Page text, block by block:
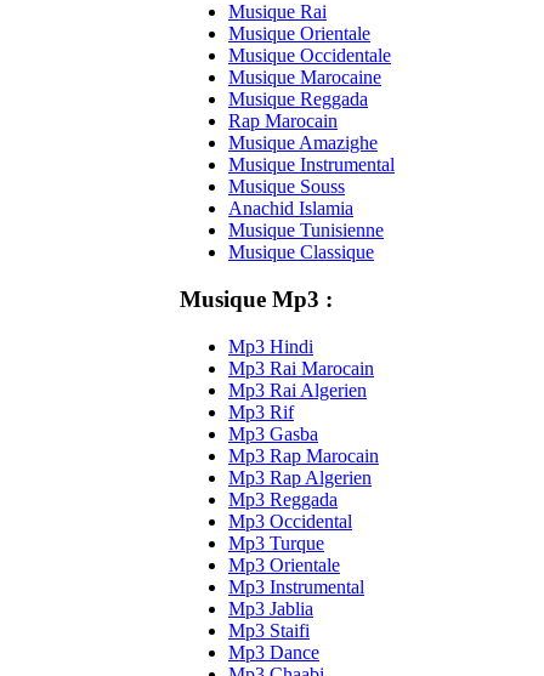
Musique Rai
Musique Orientale
Musique Occidentale
Musique Marocaine
Musique Reggada
Rap Marocain
Musique Amazighe
Musique Instrumental
Musique Souss
Anachid Islamia
Musique Tunisienne
Musique Classique
Musique Mp3 :
Mp3 Hindi
Mp3 Rai Marocain
Mp3 Rai Algerien
Mp3 Rif
Mp3 Gasba
Mp3 Rap Marocain
Mp3 Rap Algerien
Mp3 Reggada
Mp3 Occidental
Mp3 Turque
Mp3 Orientale
Mp3 Instrumental
Mp3 Jablia
Mp3 Staifi
Mp3 Dance